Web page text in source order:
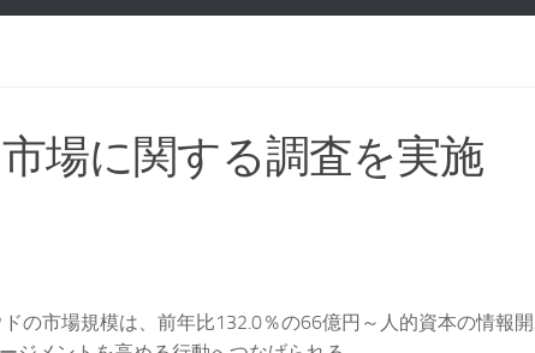
場に関する調査を実施
の市場規模は、前年比132.0％の66億円～人的資本の情報